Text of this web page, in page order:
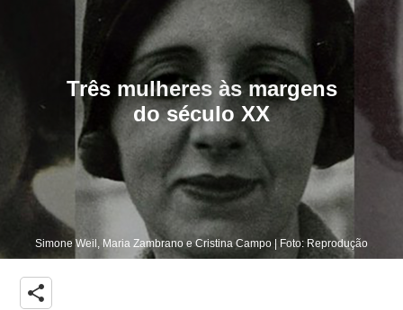
Três mulheres às margens
do século XX
Simone Weil, Maria Zambrano e Cristina Campo | Foto: Reprodução
share